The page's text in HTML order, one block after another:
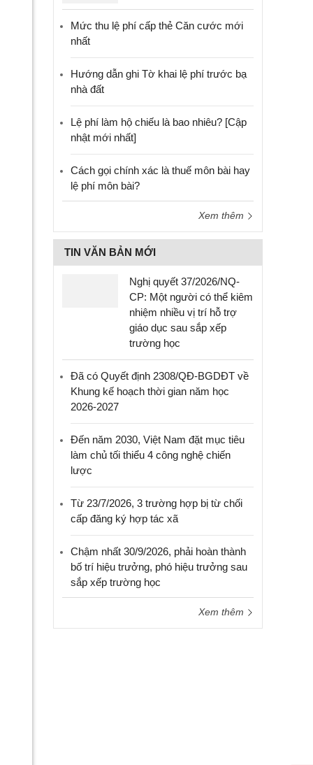
Mức thu lệ phí cấp thẻ Căn cước mới
nhất
Hướng dẫn ghi Tờ khai lệ phí trước bạ
nhà đất
Lệ phí làm hộ chiếu là bao nhiêu? [Cập
nhật mới nhất]
Cách gọi chính xác là thuế môn bài hay
lệ phí môn bài?
Xem thêm
TIN VĂN BẢN MỚI
Nghị quyết 37/2026/NQ-
CP: Một người có thể kiêm
nhiệm nhiều vị trí hỗ trợ
giáo dục sau sắp xếp
trường học
Đã có Quyết định 2308/QĐ-BGDĐT về
Khung kế hoạch thời gian năm học
2026-2027
Đến năm 2030, Việt Nam đặt mục tiêu
làm chủ tối thiểu 4 công nghệ chiến
lược
Từ 23/7/2026, 3 trường hợp bị từ chối
cấp đăng ký hợp tác xã
Chậm nhất 30/9/2026, phải hoàn thành
bố trí hiệu trưởng, phó hiệu trưởng sau
sắp xếp trường học
Xem thêm